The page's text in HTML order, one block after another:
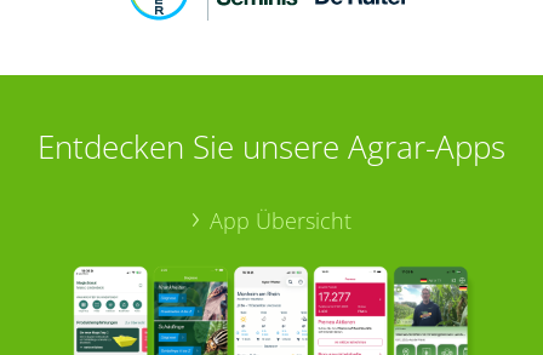
Entdecken Sie unsere Agrar-Apps
App Übersicht